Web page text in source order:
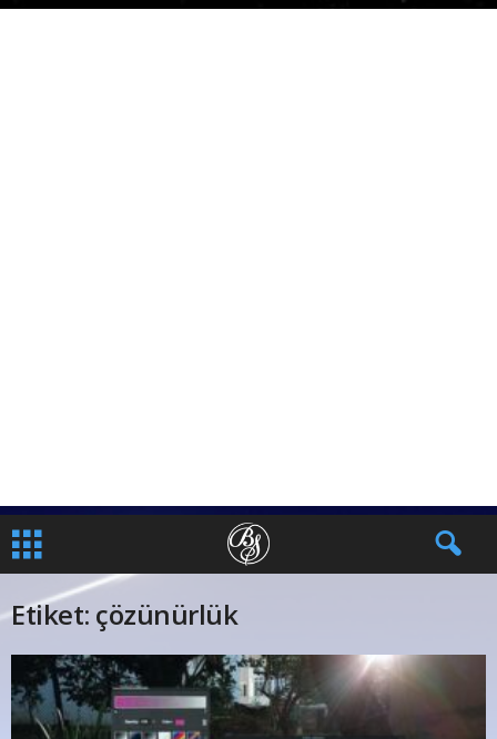
Etiket: çözünürlük